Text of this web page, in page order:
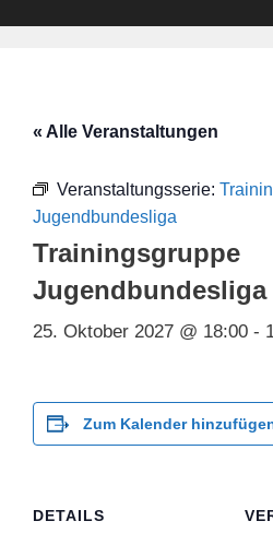
« Alle Veranstaltungen
Veranstaltungsserie:
Jugendbundesliga
Trainingsgruppe
Jugendbundesliga
25. Oktober 2027 @ 18:00 -
Zum Kalender
DETAILS